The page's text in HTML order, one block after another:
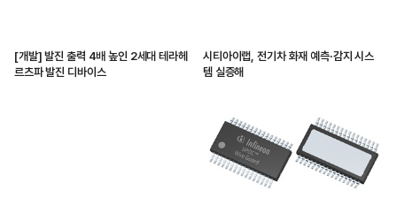
[개발] 발진 출력 4배 높인 2세대 테라헤
르츠파 발진 디바이스
시티아이랩, 전기차 화재 예측·감지 시스
템 실증해